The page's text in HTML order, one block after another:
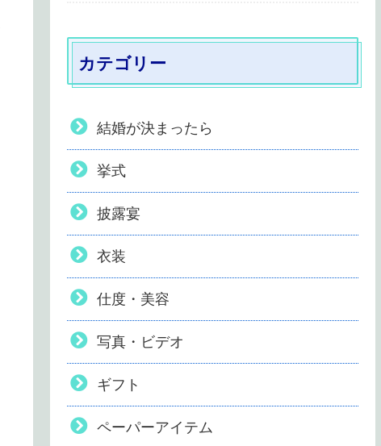
カテゴリー
結婚が決まったら
挙式
披露宴
衣装
仕度・美容
写真・ビデオ
ギフト
ペーパーアイテム